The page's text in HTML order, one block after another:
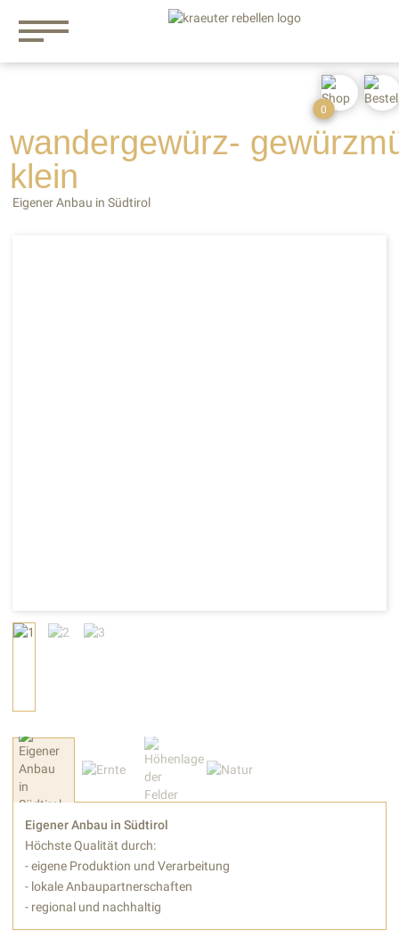
wandergewürz-
klein
Eigener Anbau in Südtirol
Eigener Anbau in Südtirol
Höchste Qualität durch:
- eigene Produktion und Verarbeitung
- lokale Anbaupartnerschaften
- regional und nachhaltig
0